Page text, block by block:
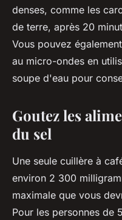
denses, comme les
de terre, après 20
Vous pouvez
au micro-ondes en
soupe d'eau pour
Goutez les
du sel
Une seule cuillère à
environ 2 300
maximale que vous
Pour les personnes de